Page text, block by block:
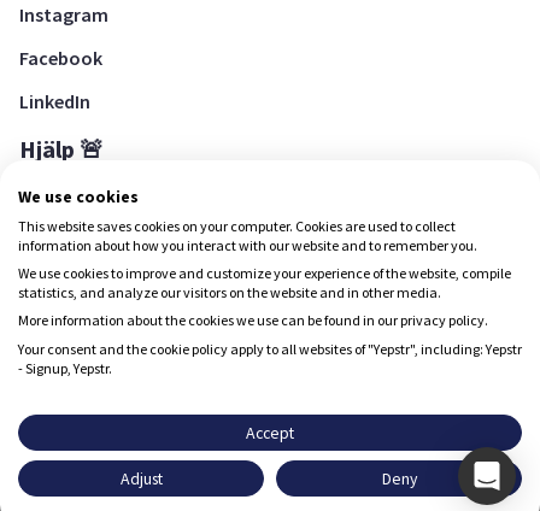
Instagram
Facebook
LinkedIn
Hjälp 🚨
Hjälpcenter
Ladda ned Yepstr
Ladda ned Yepstr
Yepstr AB • Org. 556997-9817 • Skeppsbron 28, 111 30
Stockholm
upplevelse.
We use cookies
This website saves cookies on your computer. Cookies are used to collect
information about how you interact with our website and to remember you.
We use cookies to improve and customize your experience of the website, compile
statistics, and analyze our visitors on the website and in other media.
More information about the cookies we use can be found in our privacy policy.
Your consent and the cookie policy apply to all websites of "Yepstr", including: Yepstr
- Signup, Yepstr.
Accept
Adjust Deny